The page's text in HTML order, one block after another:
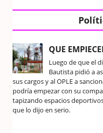
QUE
Luego de que el
Bautista pidió a
sus cargos y al OPLE a
podría empezar con su
tapizando espacios
que lo dijo en serio.